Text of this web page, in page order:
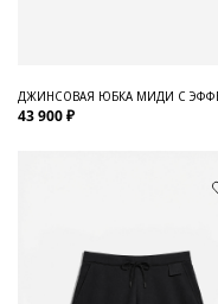
ДЖИНСОВАЯ ЮБКА МИДИ С
43 900 ₽